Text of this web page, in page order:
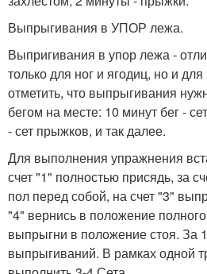
Выпрыгивания в УПОР лежа.
Выпригивания в упор лежа -
только для ног и ягодиц, но и
отметить, что выпрыгивания
бегом на месте: 10 минут бег -
- сет прыжков, и так далее.
Для выполнения упражнения
счет "1" полностью присядь, за
пол перед собой, на счет "3"
"4" вернись в положение
выпрыгни в положение стоя. За
выпрыгиваний. В рамках одной